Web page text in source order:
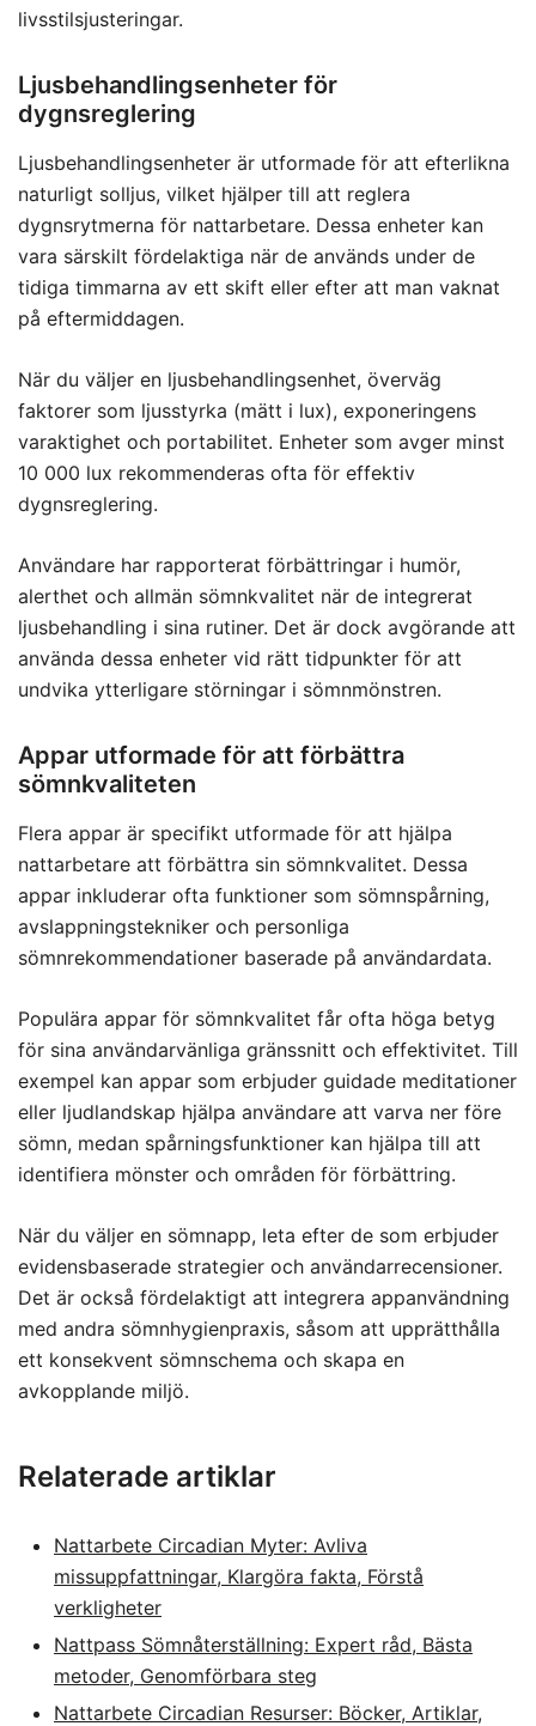
livsstilsjusteringar.
Ljusbehandlingsenheter för
dygnsreglering
Ljusbehandlingsenheter är utformade för att efterlikna
naturligt solljus, vilket hjälper till att reglera
dygnsrytmerna för nattarbetare. Dessa enheter kan
vara särskilt fördelaktiga när de används under de
tidiga timmarna av ett skift eller efter att man vaknat
på eftermiddagen.
När du väljer en ljusbehandlingsenhet, överväg
faktorer som ljusstyrka (mätt i lux), exponeringens
varaktighet och portabilitet. Enheter som avger minst
10 000 lux rekommenderas ofta för effektiv
dygnsreglering.
Användare har rapporterat förbättringar i humör,
alerthet och allmän sömnkvalitet när de integrerat
ljusbehandling i sina rutiner. Det är dock avgörande att
använda dessa enheter vid rätt tidpunkter för att
undvika ytterligare störningar i sömnmönstren.
Appar utformade för att förbättra
sömnkvaliteten
Flera appar är specifikt utformade för att hjälpa
nattarbetare att förbättra sin sömnkvalitet. Dessa
appar inkluderar ofta funktioner som sömnspårning,
avslappningstekniker och personliga
sömnrekommendationer baserade på användardata.
Populära appar för sömnkvalitet får ofta höga betyg
för sina användarvänliga gränssnitt och effektivitet. Till
exempel kan appar som erbjuder guidade meditationer
eller ljudlandskap hjälpa användare att varva ner före
sömn, medan spårningsfunktioner kan hjälpa till att
identifiera mönster och områden för förbättring.
När du väljer en sömnapp, leta efter de som erbjuder
evidensbaserade strategier och användarrecensioner.
Det är också fördelaktigt att integrera appanvändning
med andra sömnhygienpraxis, såsom att upprätthålla
ett konsekvent sömnschema och skapa en
avkopplande miljö.
Relaterade artiklar
Nattarbete Circadian Myter: Avliva
missuppfattningar, Klargöra fakta, Förstå
verkligheter
Nattpass Sömnåterställning: Expert råd, Bästa
metoder, Genomförbara steg
Nattarbete Circadian Resurser: Böcker, Artiklar,